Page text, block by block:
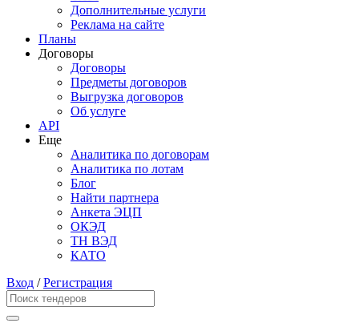
Дополнительные услуги
Реклама на сайте
Планы
Договоры
Договоры
Предметы договоров
Выгрузка договоров
Об услуге
API
Еще
Аналитика по договорам
Аналитика по лотам
Блог
Найти партнера
Анкета ЭЦП
ОКЭД
ТН ВЭД
КАТО
Вход /Регистрация